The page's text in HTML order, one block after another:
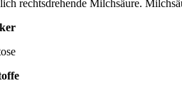
rechtsdrehende Milchsäure.